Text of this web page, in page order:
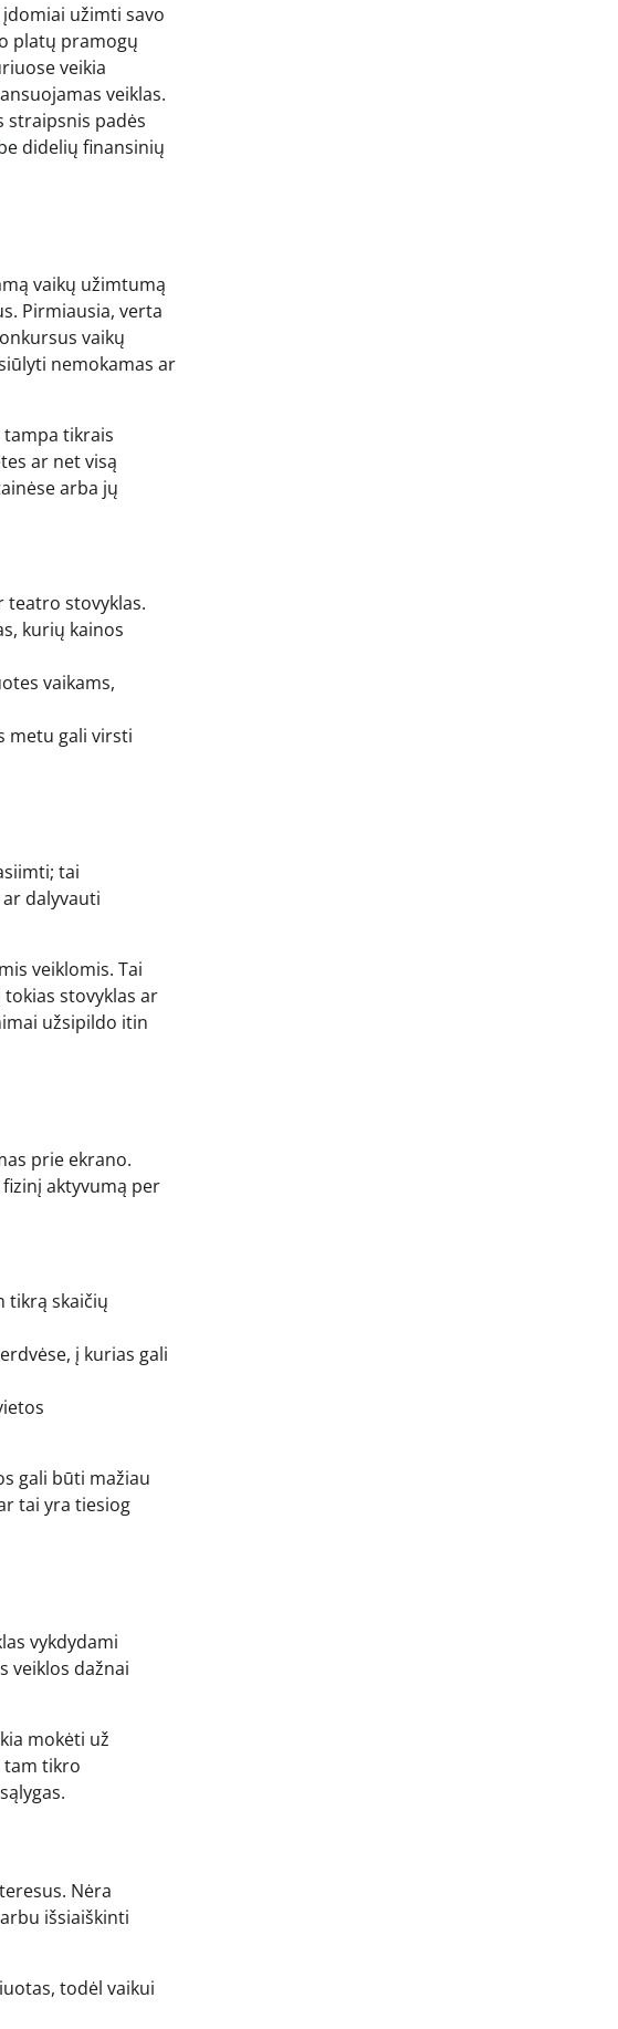
užimti savo
platų pramogų
veikia
veiklas.
straipsnis padės
didelių finansinių
vaikų užimtumą
Pirmiausia, verta
vaikų
nemokamas ar
tampa tikrais
ar net visą
arba jų
teatro stovyklas.
kurių kainos
vaikams,
metu gali virsti
tai
dalyvauti
veiklomis. Tai
stovyklas ar
užsipildo itin
prie ekrano.
aktyvumą per
tikrą skaičių
į kurias gali
gali būti mažiau
tai yra tiesiog
vykdydami
veiklos dažnai
mokėti už
tam tikro
Nėra
išsiaiškinti
todėl vaikui